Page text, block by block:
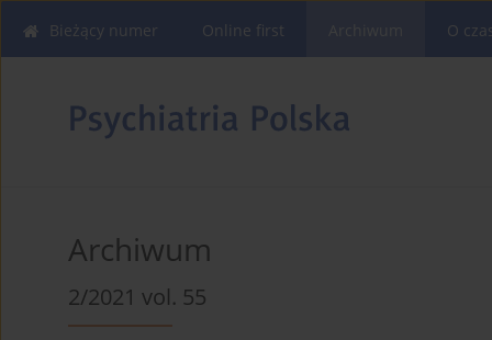
Bieżący numer Online first O
Archiwum
2/2021 vol. 55